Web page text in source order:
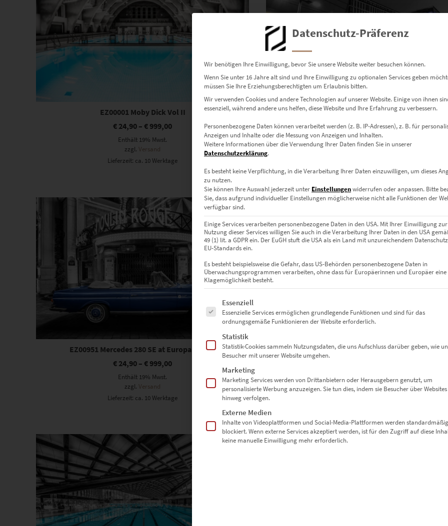
EZ00001 Moby Dick Vol II
€ 24,90 –€ 999,00
Enthält 19% Mwst.
zzgl.Versand
Lieferzeit: ca. 10 Werktage
EZ00775 The Library Express
€24,90–€1.099,00
Enthält 19% Mwst.
zzgl.Versand
Dieses Produkt weist mehrere Varianten auf. Die Optionen können auf der Produktseite gewählt werden
EZ00951 Mercedes 280 SE at Europa Park II
€ 24,90 –€ 999,00
Enthält 19% Mwst.
zzgl.Versand
Lieferzeit: ca. 10 Werktage
Dieses Produkt weist mehrere Varianten auf. Die Optionen können auf der Produktseite gewählt werden
EZ00939 Erleuchtetes Stuttgart
Enthält 19% Mwst.
zzgl.
Versand
Dieses Produkt weist mehrere Varianten auf. Die Optionen können auf der Produktseite gewählt werden Dieses Produkt weist mehrere Varianten auf. Die Optionen können auf der Produktseite gewählt werden
Datenschutz-Präferenz
Wir benötigen Ihre Einwilligung, bevor Sie unsere Website weiter besuchen können.
Wenn Sie unter 16 Jahre alt sind und Ihre Einwilligung zu optionalen Services geben
müssen Sie Ihre Erziehungsberechtigten um Erlaubnis bitten.
Wir verwenden Cookies und andere Technologien auf unserer Website. Einige von ihnen
essenziell, während andere uns helfen, diese Website und Ihre Erfahrung zu verbessern.
Personenbezogene Daten können verarbeitet werden (z. B. IP-Adressen), z. B. für
Anzeigen und Inhalte oder die Messung von Anzeigen und Inhalten.
Weitere Informationen über die Verwendung Ihrer Daten finden Sie in unserer
Datenschutzerklärung.
Es besteht keine Verpflichtung, in die Verarbeitung Ihrer Daten einzuwilligen, um dieses
zu nutzen.
Sie können Ihre Auswahl jederzeit unter Einstellungenwiderrufen oder anpassen. Bitte
Sie, dass aufgrund individueller Einstellungen möglicherweise nicht alle Funktionen der
verfügbar sind.
Einige Services verarbeiten personenbezogene Daten in den USA. Mit Ihrer Einwilligung zur
Nutzung dieser Services willigen Sie auch in die Verarbeitung Ihrer Daten in den USA
49 (1) lit. a GDPR ein. Der EuGH stuft die USA als ein Land mit unzureichendem
EU-Standards ein.
Es besteht beispielsweise die Gefahr, dass US-Behörden personenbezogene Daten in
Überwachungsprogrammen verarbeiten, ohne dass für Europäerinnen und Europäer eine
Klagemöglichkeit besteht.
Es folgt eine Liste der Service-Gruppen, für die eine Einwilligung
Essenziell
Essenzielle Services ermöglichen grundlegende Funktionen und sind für das
ordnungsgemäße Funktionieren der Website erforderlich.
Statistik
Statistik-Cookies sammeln Nutzungsdaten, die uns Aufschluss darüber geben, wie
Besucher mit unserer Website umgehen.
Marketing
Marketing Services werden von Drittanbietern oder Herausgebern genutzt, um
personalisierte Werbung anzuzeigen. Sie tun dies, indem sie Besucher über Websites
hinweg verfolgen.
Externe Medien
Inhalte von Videoplattformen und Social-Media-Plattformen werden standardmäßig
blockiert. Wenn externe Services akzeptiert werden, ist für den Zugriff auf diese
keine manuelle Einwilligung mehr erforderlich.